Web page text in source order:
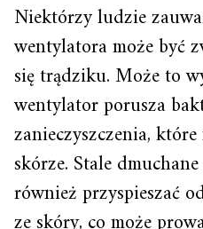
Niektórzy ludzie
wentylatora może być
się trądziku. Może to
wentylator porusza
zanieczyszczenia,
skórze. Stale
również przyspieszać